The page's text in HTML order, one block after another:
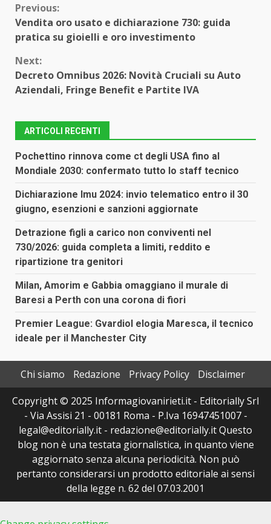
Continue
Reading
Previous:
Vendita oro usato e dichiarazione 730: guida
pratica su gioielli e oro investimento
Next:
Decreto Omnibus 2026: Novità Cruciali su Auto
Aziendali, Fringe Benefit e Partite IVA
ARTICOLI RECENTI
Pochettino rinnova come ct degli USA fino al
Mondiale 2030: confermato tutto lo staff tecnico
Dichiarazione Imu 2024: invio telematico entro il 30
giugno, esenzioni e sanzioni aggiornate
Detrazione figli a carico non conviventi nel
730/2026: guida completa a limiti, reddito e
ripartizione tra genitori
Milan, Amorim e Gabbia omaggiano il murale di
Baresi a Perth con una corona di fiori
Premier League: Gvardiol elogia Maresca, il tecnico
ideale per il Manchester City
Chi siamo Redazione Privacy Policy
Disclaimer
Copyright © 2025 Informagiovanirieti.it - Editorially Srl
- Via Assisi 21 - 00181 Roma - P.Iva 16947451007 -
legal@editorially.it - redazione@editorially.it Questo
blog non è una testata giornalistica, in quanto viene
aggiornato senza alcuna periodicità. Non può
pertanto considerarsi un prodotto editoriale ai sensi
della legge n. 62 del 07.03.2001